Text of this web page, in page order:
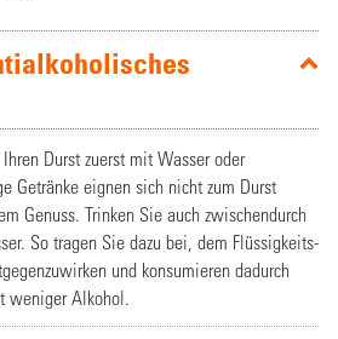
Durst zuerst mit Wasser oder
Getränke eignen sich nicht zum Durst
Genuss. Trinken Sie auch zwischendurch
So tragen Sie dazu bei, dem Flüssigkeits-
und konsumieren dadurch
weniger Alkohol.